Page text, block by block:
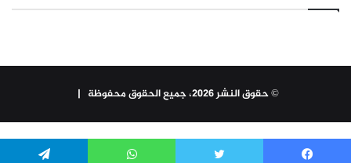
© حقوق النشر 2026، جميع الحقوق محفوظة |